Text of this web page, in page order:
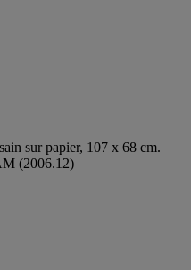
sur papier, 107 x 68 cm.
(2006.12)